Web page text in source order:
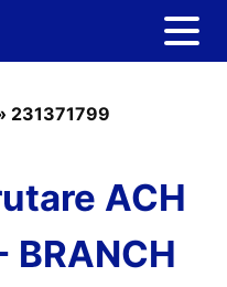
231371799
ACH
BRANCH